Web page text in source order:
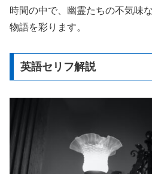
時間の中で、幽霊たちの不気味
物語を彩ります。
英語セリフ解説